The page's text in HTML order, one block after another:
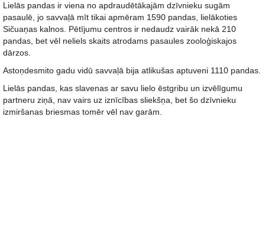
Lielās pandas ir viena no apdraudētākajām dzīvnieku sugām
pasaulē, jo savvaļā mīt tikai apmēram 1590 pandas, lielākoties
Sičuaņas kalnos. Pētījumu centros ir nedaudz vairāk nekā 210
pandas, bet vēl neliels skaits atrodams pasaules zooloģiskajos
dārzos.
Astoņdesmito gadu vidū savvaļā bija atlikušas aptuveni 1110 pandas.
Lielās pandas, kas slavenas ar savu lielo ēstgribu un izvēlīgumu
partneru ziņā, nav vairs uz iznīcības sliekšņa, bet šo dzīvnieku
izmiršanas briesmas tomēr vēl nav garām.